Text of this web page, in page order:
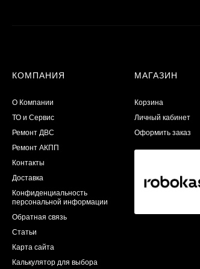
КОМПАНИЯ
О Компании
ТО и Сервис
​Ремонт ДВС
Ремонт АКПП
Контакты
Доставка
Конфиденциальность
персональной информации
Обратная связь
Статьи
Карта сайта
Калькулятор для выбора
МАГАЗИН
Корзина
Личный кабинет
Оформить заказ